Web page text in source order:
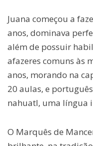
Juana começou a
anos, dominava
além de possuir
afazeres comuns às
anos, morando na
20 aulas, e
nahuatl, uma língua
O Marquês de